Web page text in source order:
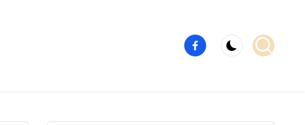
Élément
de